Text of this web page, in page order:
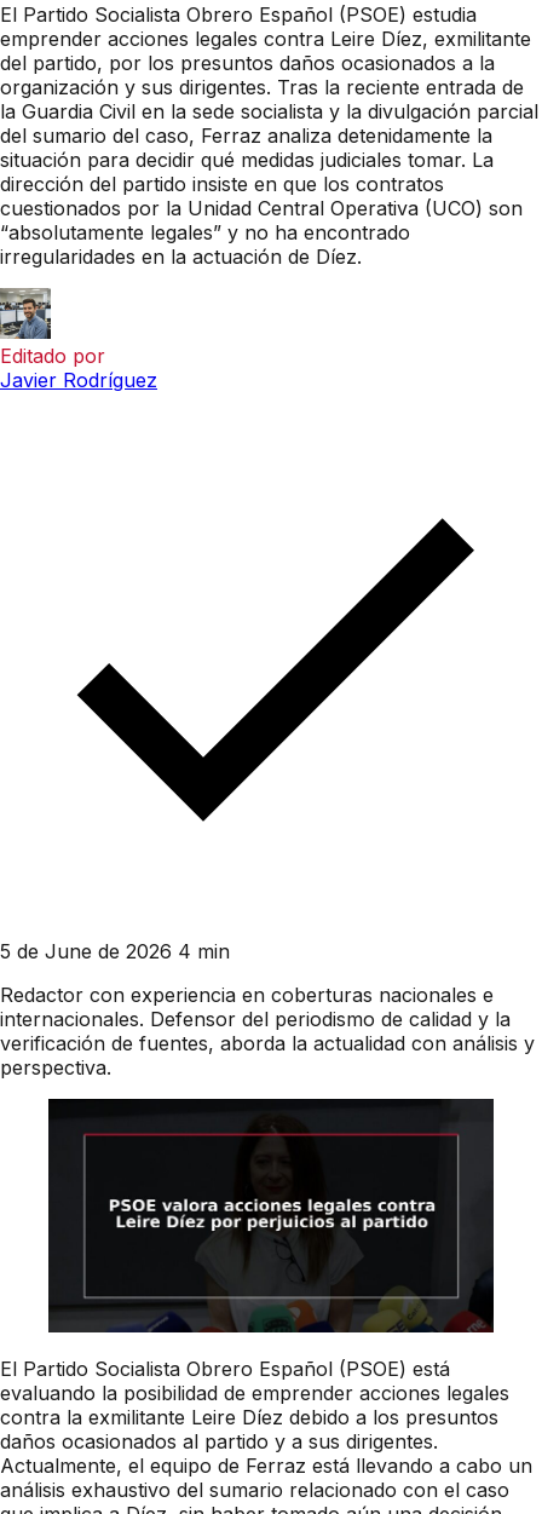
El Partido Socialista Obrero Español (PSOE) estudia
emprender acciones legales contra Leire Díez, exmilitante
del partido, por los presuntos daños ocasionados a la
organización y sus dirigentes. Tras la reciente entrada de
la Guardia Civil en la sede socialista y la divulgación parcial
del sumario del caso, Ferraz analiza detenidamente la
situación para decidir qué medidas judiciales tomar. La
dirección del partido insiste en que los contratos
cuestionados por la Unidad Central Operativa (UCO) son
“absolutamente legales” y no ha encontrado
irregularidades en la actuación de Díez.
Editado por
Javier Rodríguez
5 de June de 2026 4 min
Redactor con experiencia en coberturas nacionales e
internacionales. Defensor del periodismo de calidad y la
verificación de fuentes, aborda la actualidad con análisis y
perspectiva.
El Partido Socialista Obrero Español (PSOE) está
evaluando la posibilidad de emprender acciones legales
contra la exmilitante Leire Díez debido a los presuntos
daños ocasionados al partido y a sus dirigentes.
Actualmente, el equipo de Ferraz está llevando a cabo un
análisis exhaustivo del sumario relacionado con el caso